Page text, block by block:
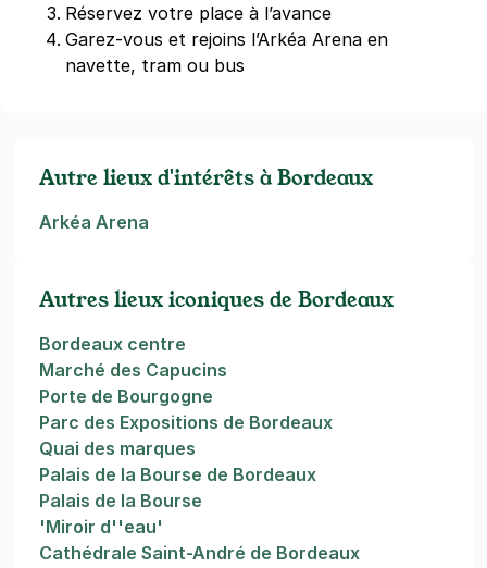
Réservez votre place à l’avance
Garez-vous et rejoins l’Arkéa Arena en
navette, tram ou bus
Autre lieux d'intérêts à Bordeaux
Arkéa Arena
Autres lieux iconiques de Bordeaux
Bordeaux centre
Marché des Capucins
Porte de Bourgogne
Parc des Expositions de Bordeaux
Quai des marques
Palais de la Bourse de Bordeaux
Palais de la Bourse
'Miroir d''eau'
Cathédrale Saint-André de Bordeaux